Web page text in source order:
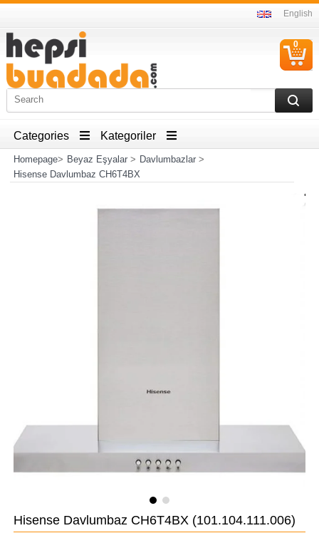
English
0
Categories Kategoriler
Homepage> Beyaz Eşyalar> Davlumbazlar>
Hisense Davlumbaz CH6T4BX
Hisense Davlumbaz CH6T4BX (101.104.111.006)